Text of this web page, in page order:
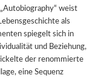
weist
als
spiegelt sich in
und Beziehung,
der renommierte
eine Sequenz